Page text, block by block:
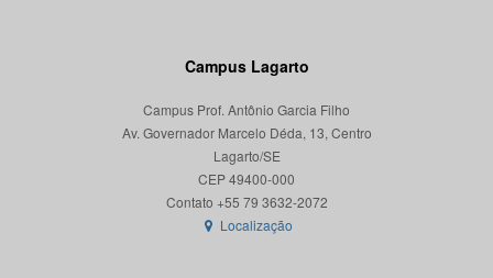
Campus Lagarto
Campus Prof. Antônio Garcia Filho
Av. Governador Marcelo Déda, 13, Centro
Lagarto/SE
CEP 49400-000
Localização